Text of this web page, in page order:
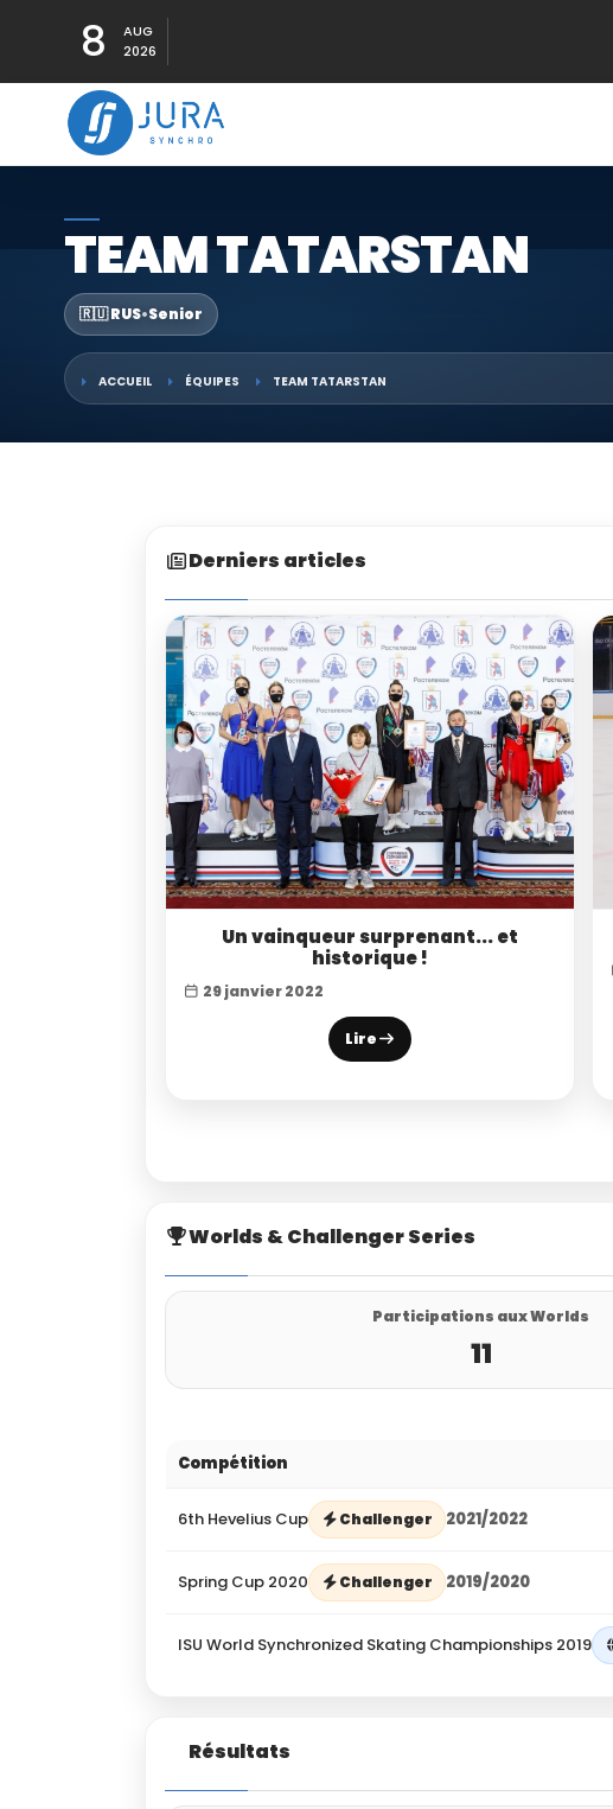
8
AUG
2026
TEAM TATARSTAN
🇷🇺 RUS•Senior
ACCUEIL ÉQUIPES TEAM TATARSTAN
Derniers articles
Un vainqueur surprenant... et
historique !
29 janvier 2022
Lire
Worlds & Challenger Series
Participations aux Worlds
11
Compétition
6th Hevelius Cup Challenger 2021/2022
Spring Cup 2020 Challenger 2019/2020
ISU World Synchronized Skating Championships 2019
Résultats